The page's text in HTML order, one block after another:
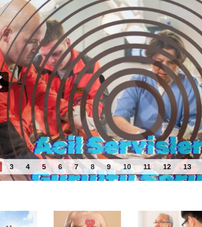
3 4 5 6 7 8 9 10 11 12 13
Acil Servislerde Gürültü Sorunu